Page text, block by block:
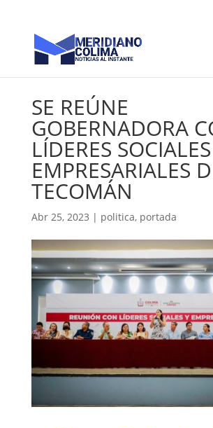
SE REÚNE
GOBERNADORA
LÍDERES
EMPRESARIALES
TECOMÁN
Abr 25, 2023 | politica, portada